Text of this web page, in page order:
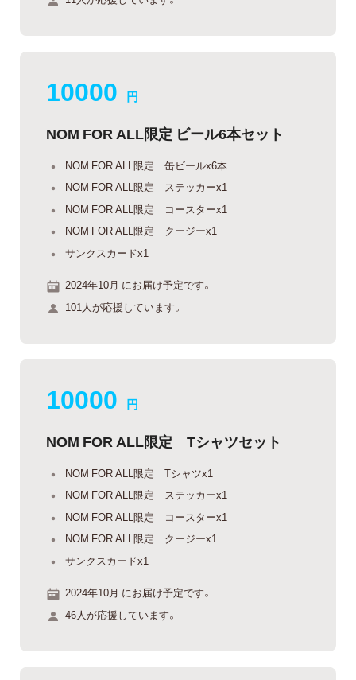
10000 円
NOM FOR ALL限定 ビール6本セット
NOM FOR ALL限定 缶ビールx6本
NOM FOR ALL限定 ステッカーx1
NOM FOR ALL限定 コースターx1
NOM FOR ALL限定 クージーx1
サンクスカードx1
2024年10月 にお届け予定です。
101人が応援しています。
10000 円
NOM FOR ALL限定 Tシャツセット
NOM FOR ALL限定 Tシャツx1
NOM FOR ALL限定 ステッカーx1
NOM FOR ALL限定 コースターx1
NOM FOR ALL限定 クージーx1
サンクスカードx1
2024年10月 にお届け予定です。
46人が応援しています。